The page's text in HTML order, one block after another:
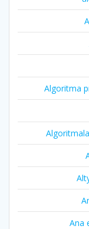
Algoritma
Ana